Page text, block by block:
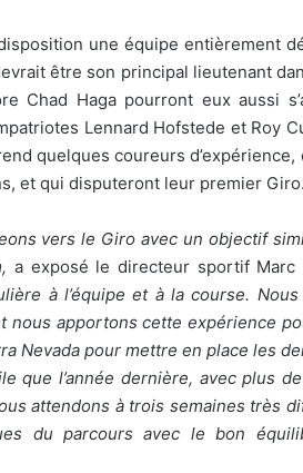
une équipe entièrement
être son principal lieutenant
Chad Haga pourront eux aussi
Lennard Hofstede et Roy
quelques coureurs
et qui disputeront leur premier Giro.
vers le Giro avec un objectif
a exposé le directeur sportif Marc
à l’équipe et à la course.
nous apportons cette expérience
Nevada pour mettre en place les
que l’année dernière, avec plus
attendons à trois semaines très
du parcours avec le bon